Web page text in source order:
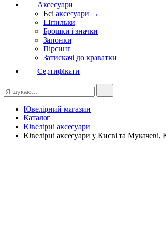
Аксесуари
Всі аксесуари →
Шпильки
Брошки і значки
Запонки
Пірсинг
Затискачі до краватки
Сертифікати
Ювелірний магазин
Каталог
Ювелірні аксесуари
Ювелірні аксесуари у Києві та Мукачеві,